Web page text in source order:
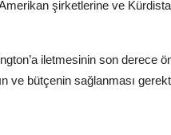
şirketlerine ve
iletmesinin son derece
ve bütçenin sağlanması